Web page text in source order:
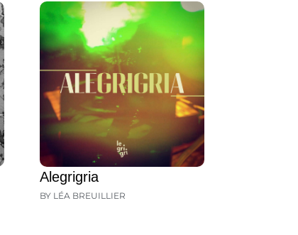
Alegrigria
BY LÉA BREUILLIER